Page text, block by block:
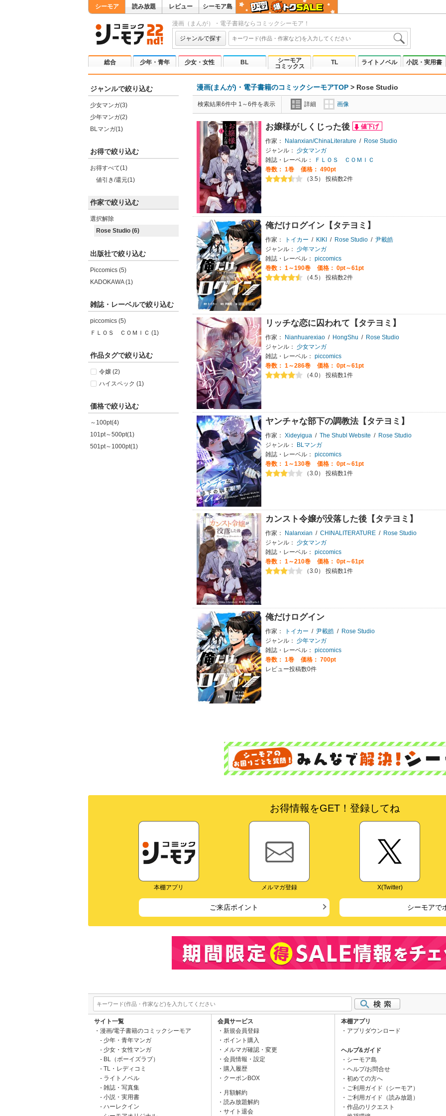
シーモア 読み放題 レビュー シーモア島
漫画（まんが）・電子書籍ならコミックシーモア！
ジャンルで探す
総合 少年・青年 少女・女性 BL
シーモア
コミックス
TL ライトノベル 小説・実用書
ジャンルで絞り込む
少女マンガ(3)
少年マンガ(2)
BLマンガ(1)
お得で絞り込む
お得すべて(1)
値引き/還元(1)
作家で絞り込む
選択解除
Rose Studio (6)
出版社で絞り込む
Piccomics (5)
KADOKAWA (1)
雑誌・レーベルで絞り込む
piccomics (5)
ＦＬＯＳ ＣＯＭＩＣ (1)
作品タグで絞り込む
令嬢 (2)
ハイスペック (1)
価格で絞り込む
～100pt(4)
101pt～500pt(1)
501pt～1000pt(1)
漫画(まんが)・電子書籍のコミックシーモアTOP > Rose Studio
検索結果6件中 1～6件を表示 詳細 画像
お嬢様がしくじった後
作家： Nalanxian/ChinaLiterature /
Rose Studio
ジャンル：
少女マンガ
雑誌・レーベル：
ＦＬＯＳ ＣＯＭＩＣ
巻数： 1巻
価格： 490pt
（3.5） 投稿数2件
俺だけログイン【タテヨミ】
作家： トイカー / KIKI / Rose Studio / 尹載皓
ジャンル：
少年マンガ
雑誌・レーベル： piccomics
巻数： 1～190巻
価格： 0pt～61pt
（4.5） 投稿数2件
リッチな恋に囚われて【タテヨミ】
作家： Nianhuarexiao / HongShu /
Rose Studio
ジャンル：
少女マンガ
雑誌・レーベル： piccomics
巻数： 1～286巻
価格： 0pt～61pt
（4.0） 投稿数1件
ヤンチャな部下の調教法【タテヨミ】
作家： Xideyigua / The Shubl Website / Rose Studio
ジャンル：
BLマンガ
雑誌・レーベル： piccomics
巻数： 1～130巻
価格： 0pt～61pt
（3.0） 投稿数1件
カンスト令嬢が没落した後【タテヨミ】
作家： Nalanxian / CHINALITERATURE /
Rose Studio
ジャンル：
少女マンガ
雑誌・レーベル： piccomics
巻数： 1～210巻
価格： 0pt～61pt
（3.0） 投稿数1件
俺だけログイン
作家： トイカー / 尹載皓 / Rose Studio
ジャンル：
少年マンガ
雑誌・レーベル： piccomics
巻数： 1巻
価格： 700pt
レビュー投稿数0件
お得情報をGET！登録してね
本棚アプリ メルマガ登録 X(Twitter)
ご来店ポイント シーモアで
サイト一覧
漫画/電子書籍のコミックシーモア
少年・青年マンガ
少女・女性マンガ
BL（ボーイズラブ）
TL・レディコミ
ライトノベル
雑誌・写真集
小説・実用書
ハーレクイン
会員サービス
新規会員登録
ポイント購入
メルマガ確認・変更
会員情報・設定
購入履歴
クーポンBOX
月額解約
読み放題解約
サイト退会
本棚アプリ
アプリダウンロード
ヘルプ&ガイド
シーモア島
ヘルプ/お問合せ
初めての方へ
ご利用ガイド（シーモア）
ご利用ガイド（読み放題）
作品のリクエスト